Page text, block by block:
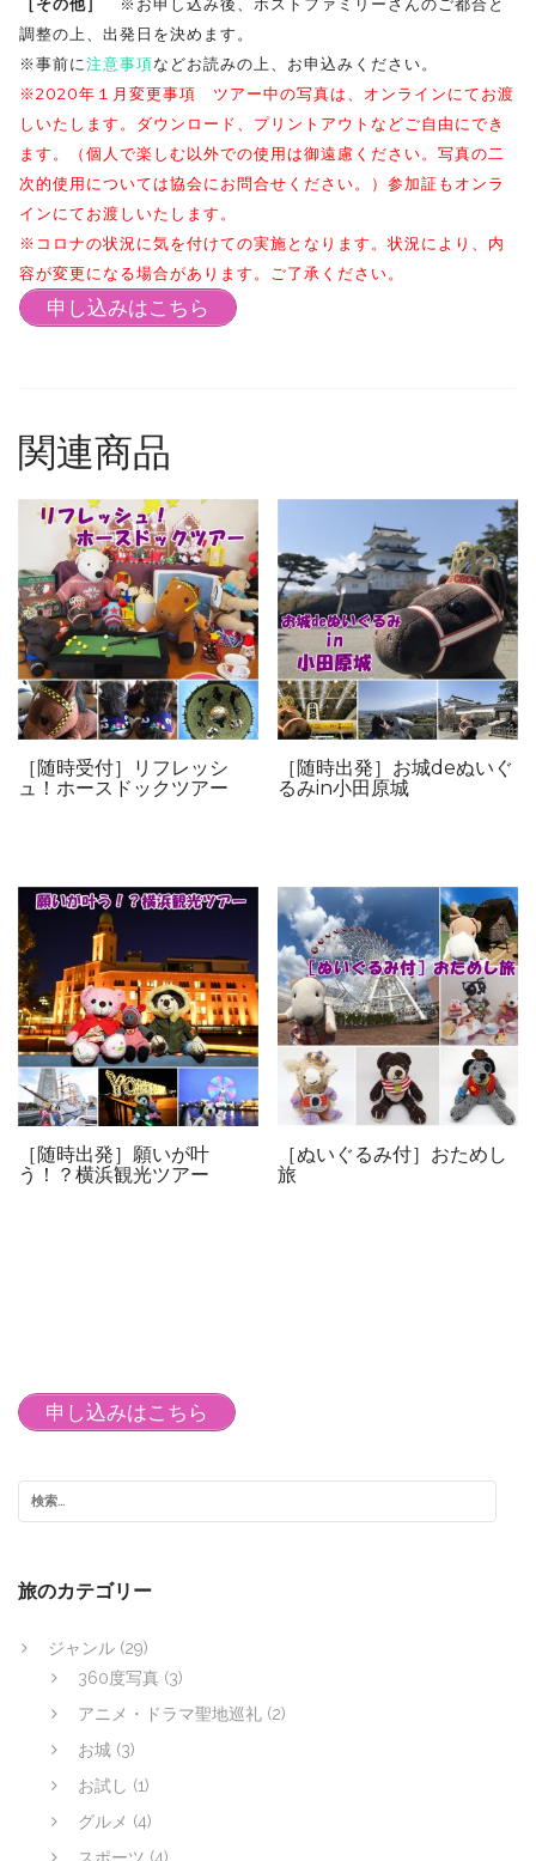
調整の上、出発日を決めます。
※事前に注意事項などお読みの上、お申込みください。
※2020年１月変更事項 ツアー中の写真は、オンラインにてお渡
しいたします。ダウンロード、プリントアウトなどご自由にでき
ます。（個人で楽しむ以外での使用は御遠慮ください。写真の二
次的使用については協会にお問合せください。）参加証もオンラ
インにてお渡しいたします。
※コロナの状況に気を付けての実施となります。状況により、内
容が変更になる場合があります。ご了承ください。
申し込みはこちら
関連商品
［随時受付］リフレッシ
ュ！ホースドックツアー
［随時出発］お城deぬいぐ
るみin小田原城
［随時出発］願いが叶
う！？横浜観光ツアー
［ぬいぐるみ付］おためし
旅
申し込みはこちら
旅のカテゴリー
ジャンル (29)
360度写真 (3)
アニメ・ドラマ聖地巡礼 (2)
お城 (3)
お試し (1)
グルメ (4)
スポーツ (4)